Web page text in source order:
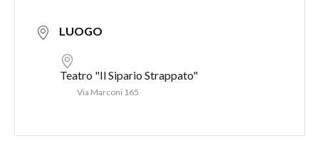
LUOGO
Teatro "Il Sipario Strappato"
Via Marconi 165